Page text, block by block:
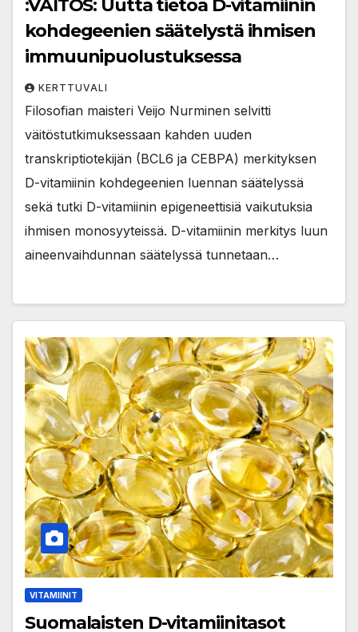
:VÄITÖS: Uutta tietoa D-vitamiinin
kohdegeenien säätelystä ihmisen
immuunipuolustuksessa
KERTTUVALI
Filosofian maisteri Veijo Nurminen selvitti
väitöstutkimuksessaan kahden uuden
transkriptiotekijän (BCL6 ja CEBPA) merkityksen
D-vitamiinin kohdegeenien luennan säätelyssä
sekä tutki D-vitamiinin epigeneettisiä vaikutuksia
ihmisen monosyyteissä. D-vitamiinin merkitys luun
aineenvaihdunnan säätelyssä tunnetaan…
VITAMIINIT
Suomalaisten D-vitamiinitasot